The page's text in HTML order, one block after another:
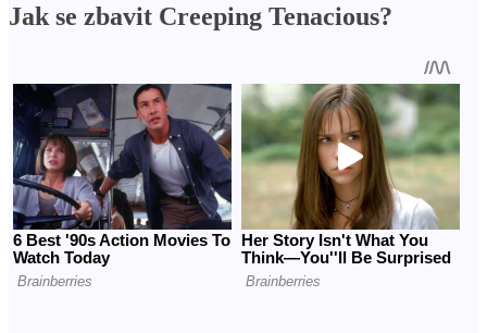
Jak se zbavit Creeping Tenacious?